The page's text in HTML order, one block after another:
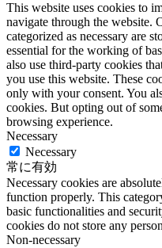
This website uses cookies to
navigate through the website.
categorized as necessary are
essential for the working of
also use third-party cookies
you use this website. These
only with your consent. You
cookies. But opting out of
browsing experience.
Necessary
Necessary
常に有効
Necessary cookies are
function properly. This
basic functionalities and
cookies do not store any
Non-necessary